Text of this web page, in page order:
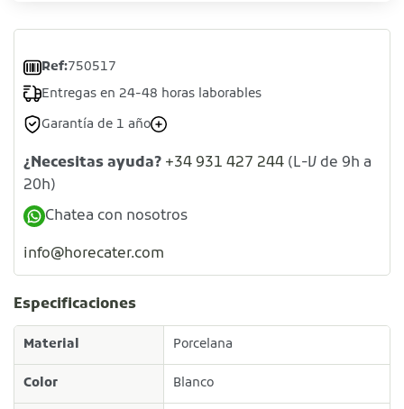
Ref:750517
Entregas en 24-48 horas laborables
Garantía de 1 año
¿Necesitas ayuda? +34 931 427 244 (L-V de 9h a
20h)
Chatea con nosotros
info@horecater.com
Especificaciones
Material Porcelana
Color Blanco